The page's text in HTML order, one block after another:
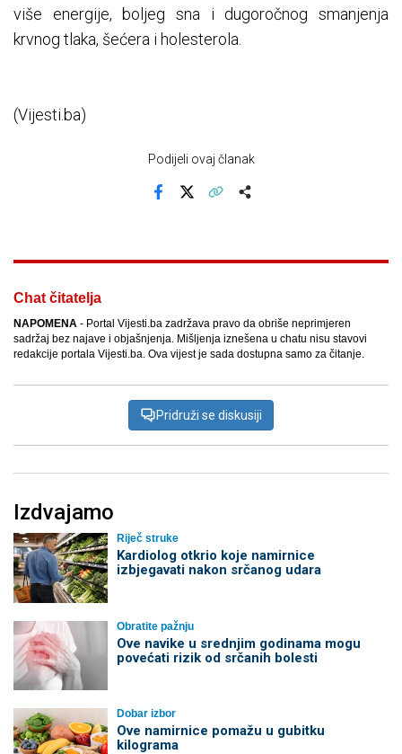
više energije, boljeg sna i dugoročnog smanjenja
krvnog tlaka, šećera i holesterola.
(Vijesti.ba)
Podijeli ovaj članak
Chat čitatelja
NAPOMENA - Portal Vijesti.ba zadržava pravo da obriše neprimjeren
sadržaj bez najave i objašnjenja. Mišljenja iznešena u chatu nisu stavovi
redakcije portala Vijesti.ba. Ova vijest je sada dostupna samo za čitanje.
Pridruži se diskusiji
Izdvajamo
Riječ struke
Kardiolog otkrio koje namirnice
izbjegavati nakon srčanog udara
Obratite pažnju
Ove navike u srednjim godinama mogu
povećati rizik od srčanih bolesti
Dobar izbor
Ove namirnice pomažu u gubitku
kilograma